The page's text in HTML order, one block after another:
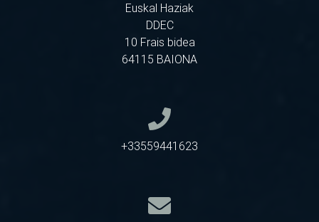
Euskal Haziak
DDEC
10 Frais bidea
64115 BAIONA
+33559441623